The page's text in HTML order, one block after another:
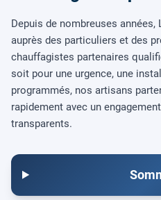
Depuis de nombreuses
auprès des particuliers et des
chauffagistes partenaires
soit pour une urgence, une
programmés, nos artisans
rapidement avec un
transparents.